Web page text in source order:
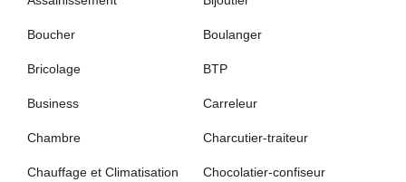
Boucher Boulanger
Bricolage BTP
Business Carreleur
Chambre Charcutier-traiteur
Chauffage et Climatisation Chocolatier-confiseur